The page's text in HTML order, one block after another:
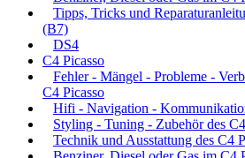
Tipps, Tricks und
(B7)
DS4
C4 Picasso
Fehler - Mängel - Probleme -
C4 Picasso
Hifi - Navigation -
Styling - Tuning - Zubehör des
Technik und Ausstattung des C4